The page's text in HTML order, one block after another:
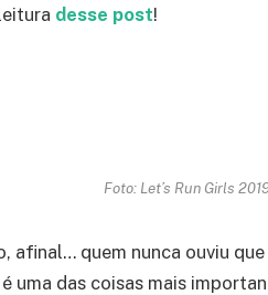
desse post!
Foto: Let’s Run Girls
afinal… quem nunca ouviu
uma das coisas mais